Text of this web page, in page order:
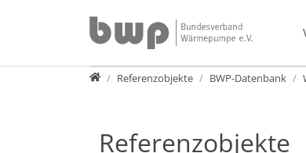
PresseReferenzobjekte BWP-Datenbank
Referenzobjekte